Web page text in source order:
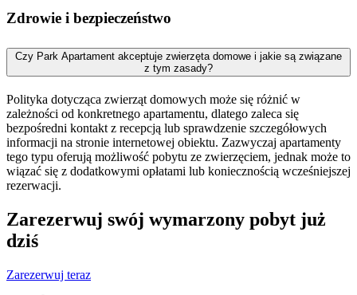
Zdrowie i bezpieczeństwo
Czy Park Apartament akceptuje zwierzęta domowe i jakie są związane
z tym zasady?
Polityka dotycząca zwierząt domowych może się różnić w
zależności od konkretnego apartamentu, dlatego zaleca się
bezpośredni kontakt z recepcją lub sprawdzenie szczegółowych
informacji na stronie internetowej obiektu. Zazwyczaj apartamenty
tego typu oferują możliwość pobytu ze zwierzęciem, jednak może to
wiązać się z dodatkowymi opłatami lub koniecznością wcześniejszej
rezerwacji.
Zarezerwuj swój wymarzony pobyt już
dziś
Zarezerwuj teraz